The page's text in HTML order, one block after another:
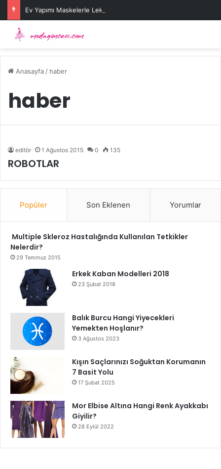
Ev Yapımı Maskelerle Leke Sorununa Çözüm Önerileri
Anasayfa / haber
haber
editör 1 Ağustos 2015 0 135
ROBOTLAR
Popüler Son Eklenen Yorumlar
Multiple Skleroz Hastalığında Kullanılan Tetkikler
Nelerdir?
29 Temmuz 2015
Erkek Kaban Modelleri 2018
23 Şubat 2018
Balık Burcu Hangi Yiyecekleri
Yemekten Hoşlanır?
3 Ağustos 2023
Kışın Saçlarınızı Soğuktan Korumanın
7 Basit Yolu
17 Şubat 2025
Mor Elbise Altına Hangi Renk Ayakkabı
Giyilir?
28 Eylül 2022